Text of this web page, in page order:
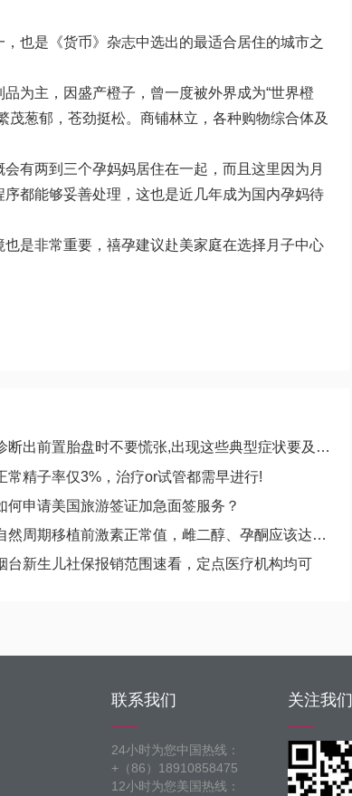
也是《货币》杂志中选出的最适合居住的城市之
为主，因盛产橙子，曾一度被外界成为“世界橙
葱郁，苍劲挺松。商铺林立，各种购物综合体及
有两到三个孕妈妈居住在一起，而且这里因为月
都能够妥善处理，这也是近几年成为国内孕妈待
是非常重要，禧孕建议赴美家庭在选择月子中心
断出前置胎盘时不要慌张,出现这些典型症状要及时就医
常精子率仅3%，治疗or试管都需早进行!
何申请美国旅游签证加急面签服务？
然周期移植前激素正常值，雌二醇、孕酮应该达到多少？
台新生儿社保报销范围速看，定点医疗机构均可
联系我们
24小时为您中国热线：
+（86）18910858475
12小时为您美国热线：
关注我们